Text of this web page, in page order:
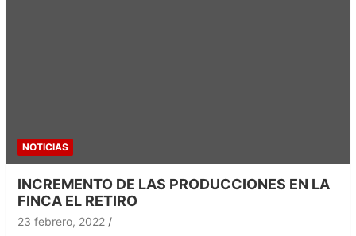
NOTICIAS
INCREMENTO DE LAS PRODUCCIONES EN LA
FINCA EL RETIRO
23 febrero, 2022